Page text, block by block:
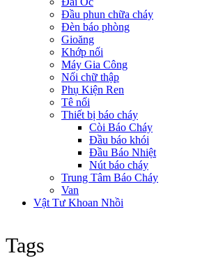
Đầu phun chữa cháy
Đèn báo phòng
Gioăng
Khớp nối
Máy Gia Công
Nối chữ thập
Phụ Kiện Ren
Tê nối
Thiết bị báo cháy
Còi Báo Cháy
Đầu báo khói
Đầu Báo Nhiệt
Nút báo cháy
Trung Tâm Báo Cháy
Van
Vật Tư Khoan Nhồi
Tags